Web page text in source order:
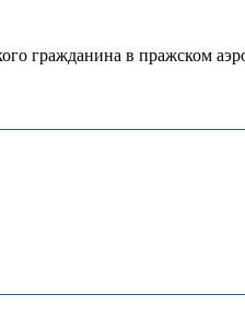
гражданина в пражском